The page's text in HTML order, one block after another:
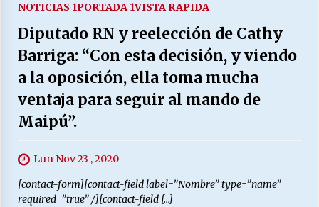
NOTICIAS 1PORTADA 1VISTA RAPIDA
Diputado RN y reelección de Cathy
Barriga: “Con esta decisión, y viendo
a la oposición, ella toma mucha
ventaja para seguir al mando de
Maipú”.
Lun Nov 23 , 2020
[contact-form][contact-field label=”Nombre” type=”name”
required=”true” /][contact-field […]